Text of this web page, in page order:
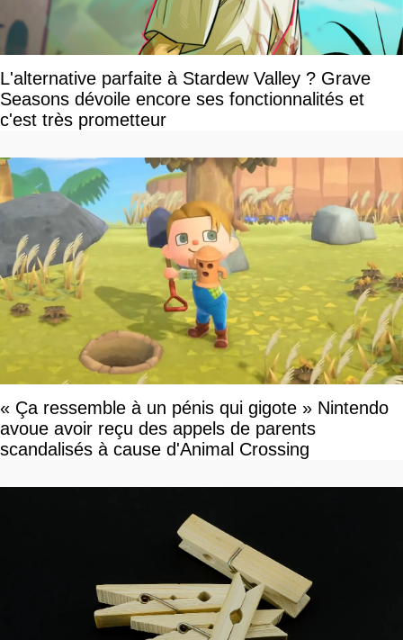
L'alternative parfaite à Stardew Valley ? Grave
Seasons dévoile encore ses fonctionnalités et
c'est très prometteur
« Ça ressemble à un pénis qui gigote » Nintendo
avoue avoir reçu des appels de parents
scandalisés à cause d'Animal Crossing